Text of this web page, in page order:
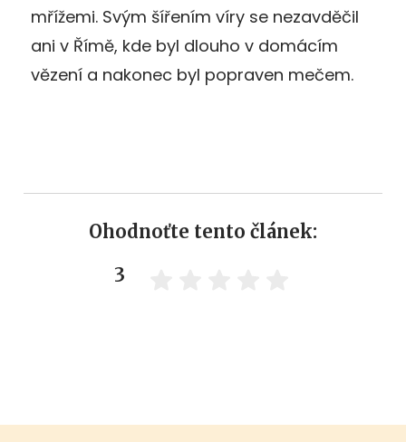
mřížemi. Svým šířením víry se nezavděčil
ani v Římě, kde byl dlouho v domácím
vězení a nakonec byl popraven mečem.
Ohodnoťte tento článek:
3